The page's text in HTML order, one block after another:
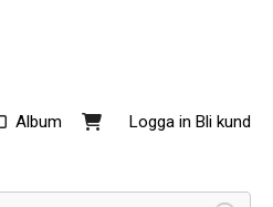
Logga in Bli kund
Album